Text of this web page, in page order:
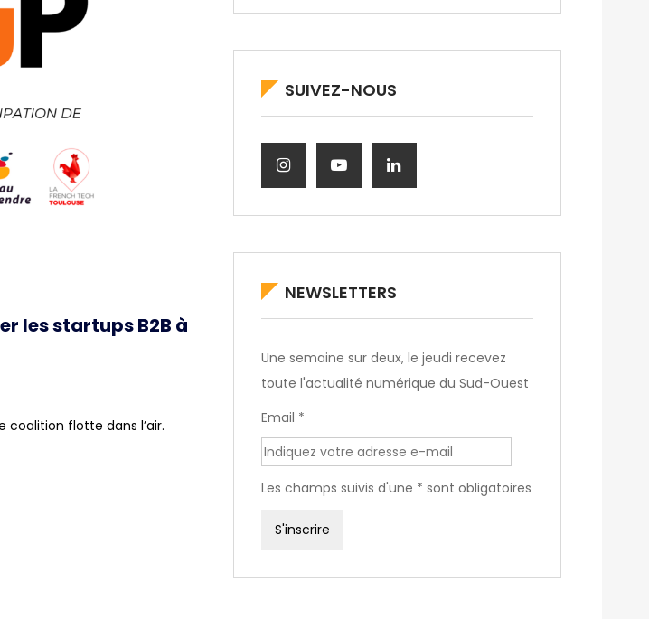
les startups B2B à
coalition flotte dans l’air.
SUIVEZ-NOUS
NEWSLETTERS
Une semaine sur deux, le jeudi recevez
toute l'actualité numérique du Sud-Ouest
Email *
Les champs suivis d'une * sont obligatoires